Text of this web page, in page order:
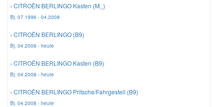
› CITROËN BERLINGO Kasten (M_)
Bj. 07.1996 - 04.2008
› CITROËN BERLINGO (B9)
Bj. 04.2008 - heute
› CITROËN BERLINGO Kasten (B9)
Bj. 04.2008 - heute
› CITROËN BERLINGO Pritsche/Fahrgestell (B9)
Bj. 04.2008 - heute